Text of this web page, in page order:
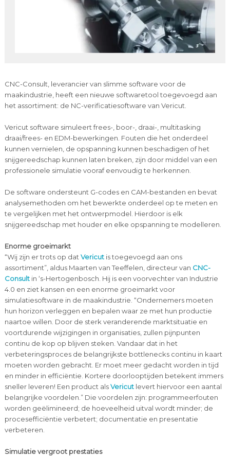
CNC-Consult, leverancier van slimme software voor de
maakindustrie, heeft een nieuwe softwaretool toegevoegd aan
het assortiment: de NC-verificatiesoftware van Vericut.
Vericut software simuleert frees-, boor-, draai-, multitasking
draai/frees- en EDM-bewerkingen. Fouten die het onderdeel
kunnen vernielen, de opspanning kunnen beschadigen of het
snijgereedschap kunnen laten breken, zijn door middel van een
professionele simulatie vooraf eenvoudig te herkennen.
De software ondersteunt G-codes en CAM-bestanden en bevat
analysemethoden om het bewerkte onderdeel op te meten en
te vergelijken met het ontwerpmodel. Hierdoor is elk
snijgereedschap met houder en elke opspanning te modelleren.
Enorme groeimarkt
“Wij zijn er trots op dat Vericutis toegevoegd aan ons
assortiment”, aldus Maarten van Teeffelen, directeur van CNC-
Consultin ‘s-Hertogenbosch. Hij is een voorvechter van Industrie
4.0 en ziet kansen en een enorme groeimarkt voor
simulatiesoftware in de maakindustrie. “Ondernemers moeten
hun horizon verleggen en bepalen waar ze met hun productie
naartoe willen. Door de sterk veranderende marktsituatie en
voortdurende wijzigingen in organisaties, zullen pijnpunten
continu de kop op blijven steken. Vandaar dat in het
verbeteringsproces de belangrijkste bottlenecks continu in kaart
moeten worden gebracht. Er moet meer gedacht worden in tijd
en minder in efficiëntie. Kortere doorlooptijden betekent immers
sneller leveren! Een product alsVericutlevert hiervoor een aantal
belangrijke voordelen.” Die voordelen zijn: programmeerfouten
worden geëlimineerd; de hoeveelheid uitval wordt minder; de
procesefficiëntie verbetert; documentatie en presentatie
verbeteren.
Simulatie vergroot prestaties